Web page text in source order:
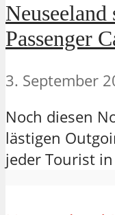
Passenger
3. September
Noch diesen
lästigen
jeder Tourist